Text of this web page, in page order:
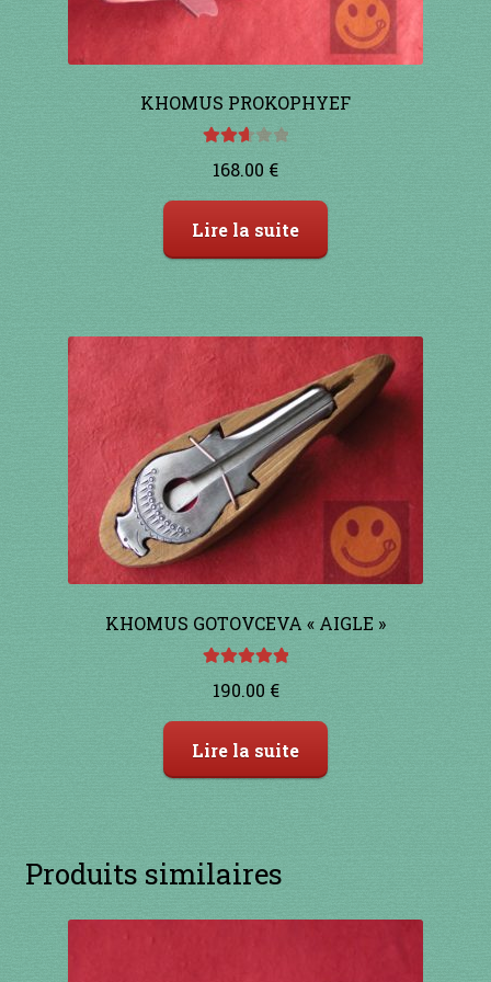
KHOMUS PROKOPHYEF
168.00 €
Lire la suite
KHOMUS GOTOVCEVA « AIGLE »
5
190.00 €
Lire la suite
Produits similaires